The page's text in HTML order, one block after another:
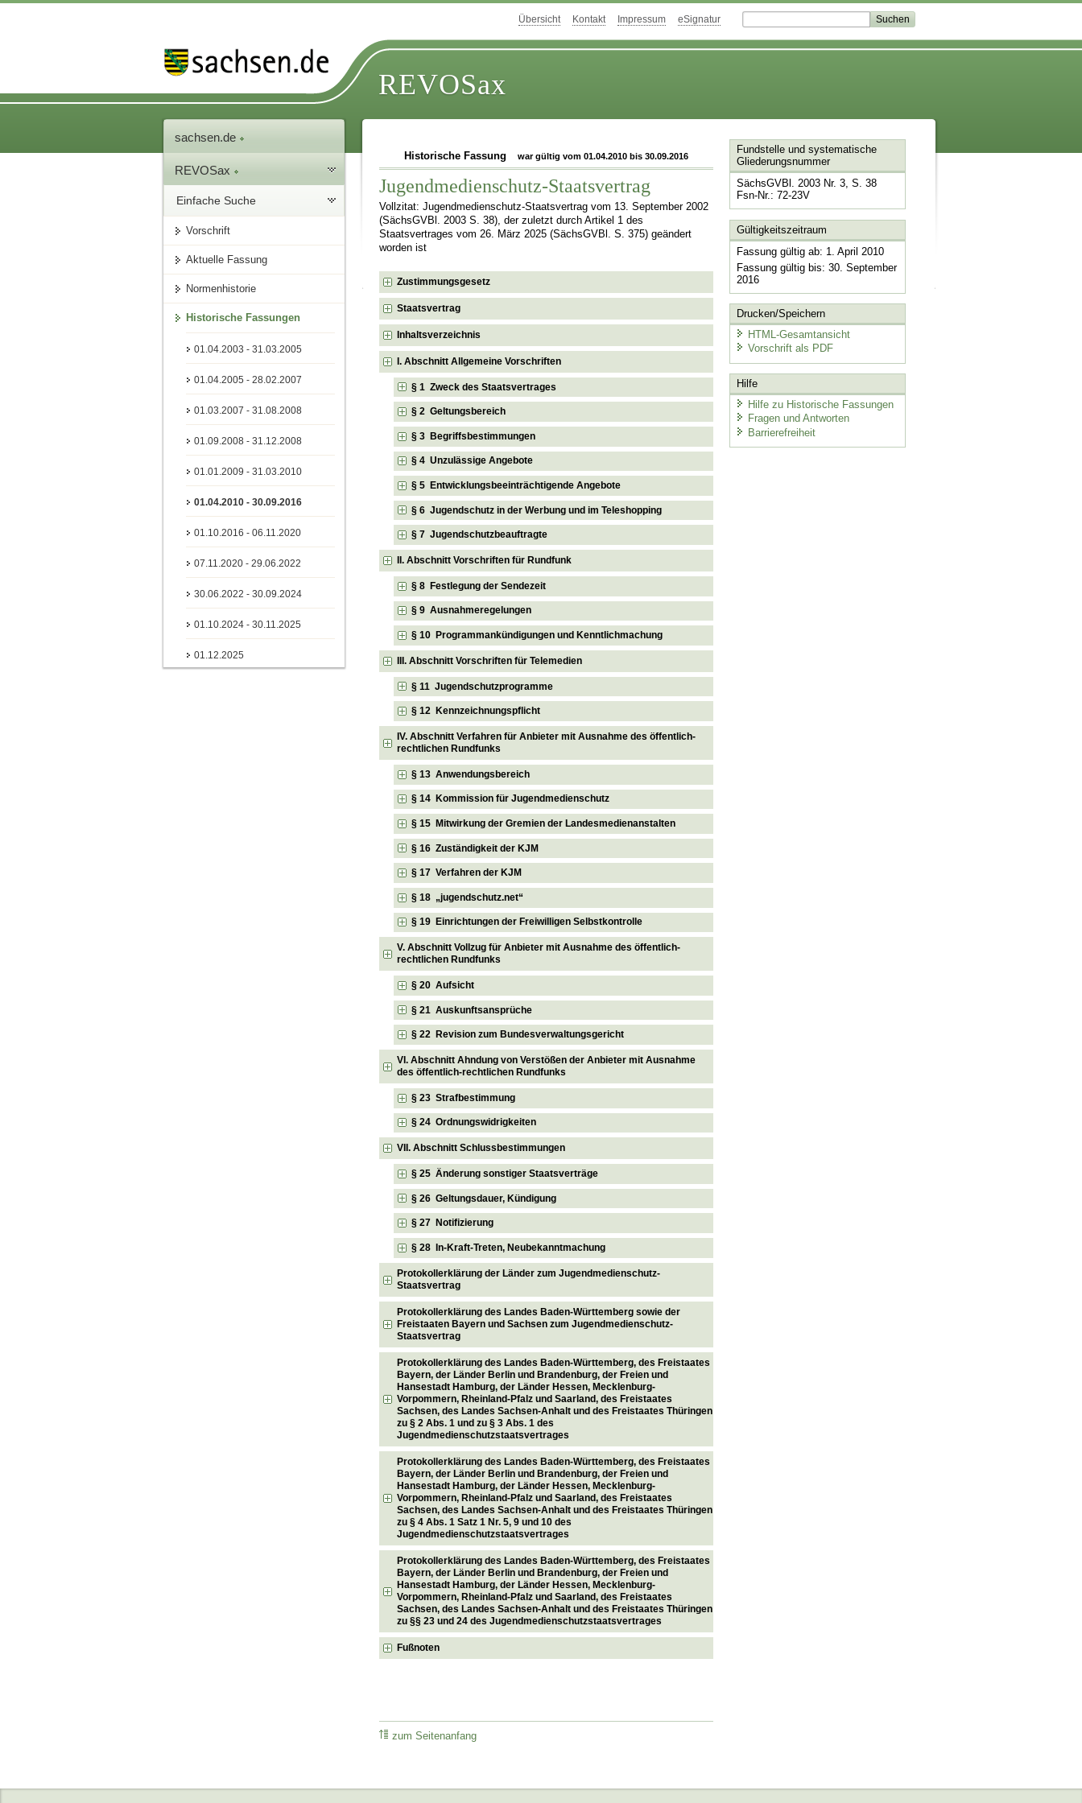
Übersicht Kontakt Impressum eSignatur
REVOSax
sachsen.de
REVOSax
Einfache Suche
Vorschrift
Aktuelle Fassung
Normenhistorie
Historische Fassungen
01.04.2003 - 31.03.2005
01.04.2005 - 28.02.2007
01.03.2007 - 31.08.2008
01.09.2008 - 31.12.2008
01.01.2009 - 31.03.2010
01.04.2010 - 30.09.2016
01.10.2016 - 06.11.2020
07.11.2020 - 29.06.2022
30.06.2022 - 30.09.2024
01.10.2024 - 30.11.2025
01.12.2025
Historische Fassung war gültig vom 01.04.2010 bis 30.09.2016
Jugendmedienschutz-Staatsvertrag
Vollzitat: Jugendmedienschutz-Staatsvertrag vom 13. September 2002
(SächsGVBl. 2003 S. 38), der zuletzt durch Artikel 1 des
Staatsvertrages vom 26. März 2025 (SächsGVBl. S. 375) geändert
worden ist
Zustimmungsgesetz
Staatsvertrag
Inhaltsverzeichnis
I. Abschnitt Allgemeine Vorschriften
§ 1 Zweck des Staatsvertrages
§ 2 Geltungsbereich
§ 3 Begriffsbestimmungen
§ 4 Unzulässige Angebote
§ 5 Entwicklungsbeeinträchtigende Angebote
§ 6 Jugendschutz in der Werbung und im Teleshopping
§ 7 Jugendschutzbeauftragte
II. Abschnitt Vorschriften für Rundfunk
§ 8 Festlegung der Sendezeit
§ 9 Ausnahmeregelungen
§ 10 Programmankündigungen und Kenntlichmachung
III. Abschnitt Vorschriften für Telemedien
§ 11 Jugendschutzprogramme
§ 12 Kennzeichnungspflicht
IV. Abschnitt Verfahren für Anbieter mit Ausnahme des öffentlich-
rechtlichen Rundfunks
§ 13 Anwendungsbereich
§ 14 Kommission für Jugendmedienschutz
§ 15 Mitwirkung der Gremien der Landesmedienanstalten
§ 16 Zuständigkeit der KJM
§ 17 Verfahren der KJM
§ 18 „jugendschutz.net“
§ 19 Einrichtungen der Freiwilligen Selbstkontrolle
V. Abschnitt Vollzug für Anbieter mit Ausnahme des öffentlich-
rechtlichen Rundfunks
§ 20 Aufsicht
§ 21 Auskunftsansprüche
§ 22 Revision zum Bundesverwaltungsgericht
VI. Abschnitt Ahndung von Verstößen der Anbieter mit Ausnahme
des öffentlich-rechtlichen Rundfunks
§ 23 Strafbestimmung
§ 24 Ordnungswidrigkeiten
VII. Abschnitt Schlussbestimmungen
§ 25 Änderung sonstiger Staatsverträge
§ 26 Geltungsdauer, Kündigung
§ 27 Notifizierung
§ 28 In-Kraft-Treten, Neubekanntmachung
Protokollerklärung der Länder zum Jugendmedienschutz-
Staatsvertrag
Protokollerklärung des Landes Baden-Württemberg sowie der
Freistaaten Bayern und Sachsen zum Jugendmedienschutz-
Staatsvertrag
Protokollerklärung des Landes Baden-Württemberg, des Freistaates
Bayern, der Länder Berlin und Brandenburg, der Freien und
Hansestadt Hamburg, der Länder Hessen, Mecklenburg-
Vorpommern, Rheinland-Pfalz und Saarland, des Freistaates
Sachsen, des Landes Sachsen-Anhalt und des Freistaates Thüringen
zu § 2 Abs. 1 und zu § 3 Abs. 1 des
Jugendmedienschutzstaatsvertrages
Protokollerklärung des Landes Baden-Württemberg, des Freistaates
Bayern, der Länder Berlin und Brandenburg, der Freien und
Hansestadt Hamburg, der Länder Hessen, Mecklenburg-
Vorpommern, Rheinland-Pfalz und Saarland, des Freistaates
Sachsen, des Landes Sachsen-Anhalt und des Freistaates Thüringen
zu § 4 Abs. 1 Satz 1 Nr. 5, 9 und 10 des
Jugendmedienschutzstaatsvertrages
Protokollerklärung des Landes Baden-Württemberg, des Freistaates
Bayern, der Länder Berlin und Brandenburg, der Freien und
Hansestadt Hamburg, der Länder Hessen, Mecklenburg-
Vorpommern, Rheinland-Pfalz und Saarland, des Freistaates
Sachsen, des Landes Sachsen-Anhalt und des Freistaates Thüringen
zu §§ 23 und 24 des Jugendmedienschutzstaatsvertrages
Fußnoten
zum Seitenanfang
Fundstelle und systematische
Gliederungsnummer
SächsGVBl. 2003 Nr. 3, S. 38
Fsn-Nr.: 72-23V
Gültigkeitszeitraum
Fassung gültig ab: 1. April 2010
Fassung gültig bis: 30. September
2016
Drucken/Speichern
HTML-Gesamtansicht
Vorschrift als PDF
Hilfe
Hilfe zu Historische Fassungen
Fragen und Antworten
Barrierefreiheit